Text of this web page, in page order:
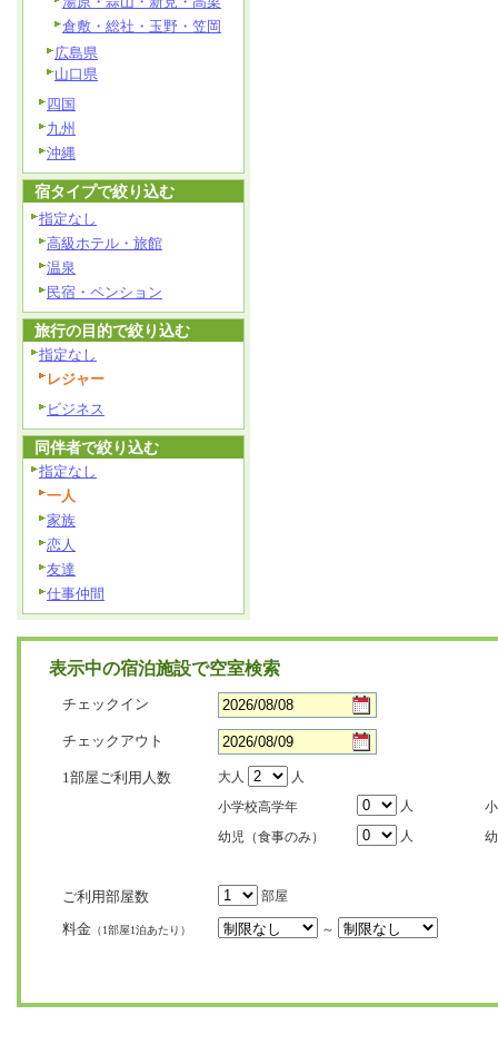
倉敷・総社・玉野・笠岡
広島県
山口県
四国
九州
沖縄
宿タイプで絞り込む
指定なし
高級ホテル・旅館
温泉
民宿・ペンション
旅行の目的で絞り込む
指定なし
レジャー
ビジネス
同伴者で絞り込む
指定なし
一人
家族
恋人
友達
仕事仲間
表示中の宿泊施設で空室検索
チェックイン
チェックアウト
1部屋ご利用人数 大人
人
小学校高学年
人
幼児（食事のみ）
人
ご利用部屋数 部屋
料金 （1部屋1泊あたり） ～